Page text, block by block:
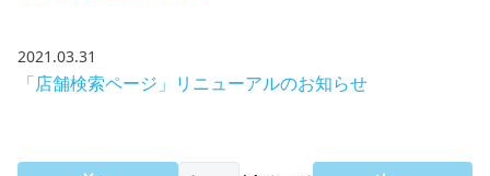
2021.03.31
「店舗検索ページ」リニューアルのお知らせ